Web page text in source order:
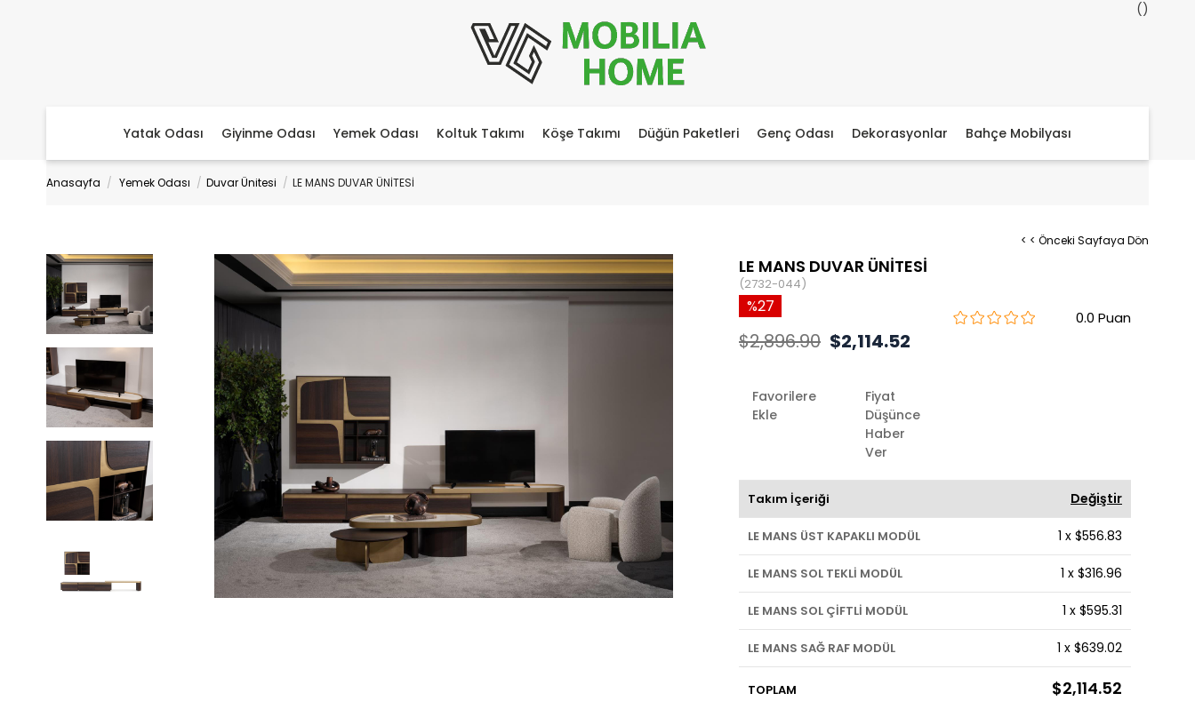
Yatak Odası Giyinme Odası Yemek Odası Koltuk Takımı Köşe Takımı Düğün Paketleri Genç Odası Dekorasyonlar Bahçe Mobilyası
Anasayfa Yemek Odası Duvar Ünitesi LE MANS DUVAR ÜNİTESİ
< < Önceki Sayfaya Dön
LE MANS DUVAR ÜNİTESİ
(2732-044)
0.0
27
$2,896.90 $2,114.52
Favorilere
Ekle
Fiyat
Düşünce
Haber
Ver
Takım İçeriği Değiştir
LE MANS ÜST KAPAKLI MODÜL 1 x $556.83
LE MANS SOL TEKLİ MODÜL 1 x $316.96
LE MANS SOL ÇİFTLİ MODÜL 1 x $595.31
LE MANS SAĞ RAF MODÜL 1 x $639.02
TOPLAM $2,114.52